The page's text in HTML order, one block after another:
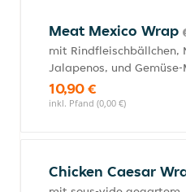
Meat Mexico Wrap
mit Rindfleischbällchen,
Jalapenos, und
10,90 €
inkl. Pfand (0,00 €)
Chicken Caesar